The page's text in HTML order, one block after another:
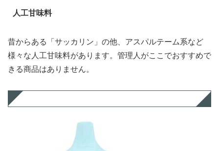
人工甘味料
昔からある「サッカリン」の他、アスパルテーム系など
様々な人工甘味料があります。管理人がここでおすすめで
きる商品はありません。